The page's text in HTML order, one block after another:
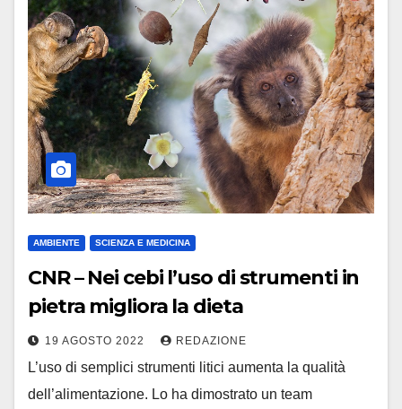
AMBIENTE SCIENZA E MEDICINA
CNR – Nei cebi l’uso di strumenti in
pietra migliora la dieta
19 AGOSTO 2022 REDAZIONE
L’uso di semplici strumenti litici aumenta la qualità
dell’alimentazione. Lo ha dimostrato un team